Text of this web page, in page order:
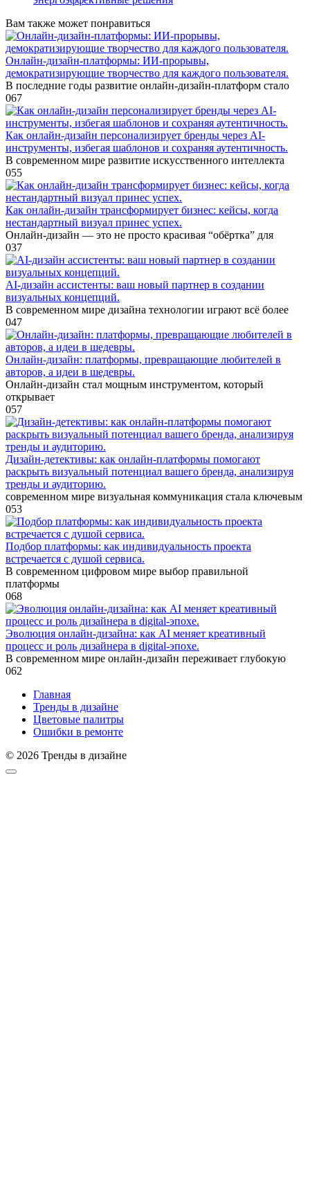
Вам также может понравиться
Онлайн-дизайн-платформы: ИИ-прорывы,
демократизирующие творчество для каждого пользователя.
В последние годы развитие онлайн-дизайн-платформ стало
067
Как онлайн-дизайн персонализирует бренды через AI-
инструменты, избегая шаблонов и сохраняя аутентичность.
В современном мире развитие искусственного интеллекта
055
Как онлайн-дизайн трансформирует бизнес: кейсы, когда
нестандартный визуал принес успех.
Онлайн-дизайн — это не просто красивая “обёртка” для
037
AI-дизайн ассистенты: ваш новый партнер в создании
визуальных концепций.
В современном мире дизайна технологии играют всё более
047
Онлайн-дизайн: платформы, превращающие любителей в
авторов, а идеи в шедевры.
Онлайн-дизайн стал мощным инструментом, который
открывает
057
Дизайн-детективы: как онлайн-платформы помогают
раскрыть визуальный потенциал вашего бренда, анализируя
тренды и аудиторию.
современном мире визуальная коммуникация стала ключевым
053
Подбор платформы: как индивидуальность проекта
встречается с душой сервиса.
В современном цифровом мире выбор правильной
платформы
068
Эволюция онлайн-дизайна: как AI меняет креативный
процесс и роль дизайнера в digital-эпохе.
В современном мире онлайн-дизайн переживает глубокую
062
Главная
Тренды в дизайне
Цветовые палитры
Ошибки в ремонте
© 2026 Тренды в дизайне